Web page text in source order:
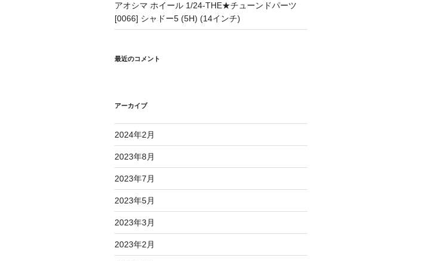
アオシマ ホイール 1/24-THE★チューンドパーツ
[0066] シャドー5 (5H) (14インチ)
最近のコメント
アーカイブ
2024年2月
2023年8月
2023年7月
2023年5月
2023年3月
2023年2月